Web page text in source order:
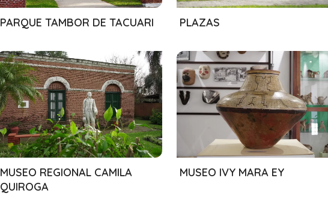
01/08/2024
PARQUE TAMBOR DE TACUARI
01/08/2024
PLAZAS
01/08/2024
MUSEO REGIONAL CAMILA
QUIROGA
01/08/2024
MUSEO IVY MARA EY